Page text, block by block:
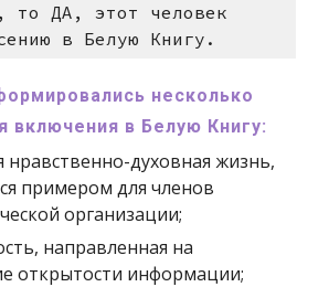
то ДА, этот человек
в Белую Книгу.
несколько
включения в Белую Книгу:
нравственно-духовная жизнь,
примером для членов
организации;
направленная на
открытости информации;